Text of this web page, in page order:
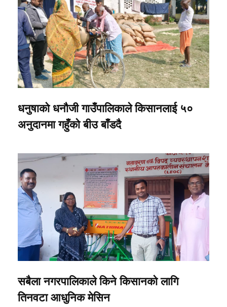
धनुषाको धनौजी गाउँपालिकाले किसानलाई ५०
अनुदानमा गहुँको बीउ बाँडदै
सबैला नगरपालिकाले किने किसानको लागि
तिनवटा आधुनिक मेसिन